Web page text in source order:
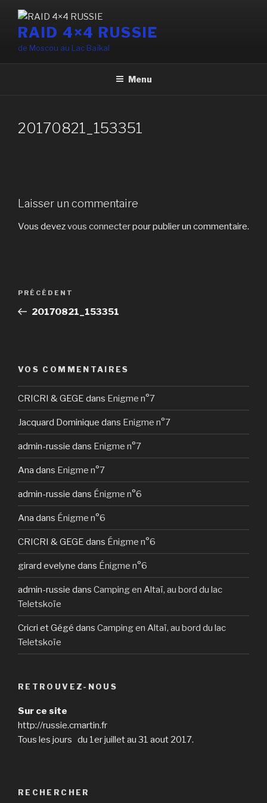
contenu
principal
RAID 4×4 RUSSIE
de Moscou au Lac Baïkal
Menu
20170821_153351
Laisser un commentaire
Vous devezvous connecterpour publier un commentaire.
Navigation
l’article
Article
précédent
PRÉCÉDENT
20170821_153351
VOS COMMENTAIRES
CRICRI & GEGE dans Enigme n°7
Jacquard Dominique dans Enigme n°7
admin-russie dans Enigme n°7
Ana dans Enigme n°7
admin-russie dans Énigme n°6
Ana dans Énigme n°6
CRICRI & GEGE dans Énigme n°6
girard evelyne dans Énigme n°6
admin-russie dans Camping en Altaï, au bord du lac
Teletskoïe
Cricri et Gégé dans Camping en Altaï, au bord du lac
Teletskoïe
RETROUVEZ-NOUS
Sur ce site
http://russie.cmartin.fr
Tous les jours du 1er juillet au 31 aout 2017.
RECHERCHER